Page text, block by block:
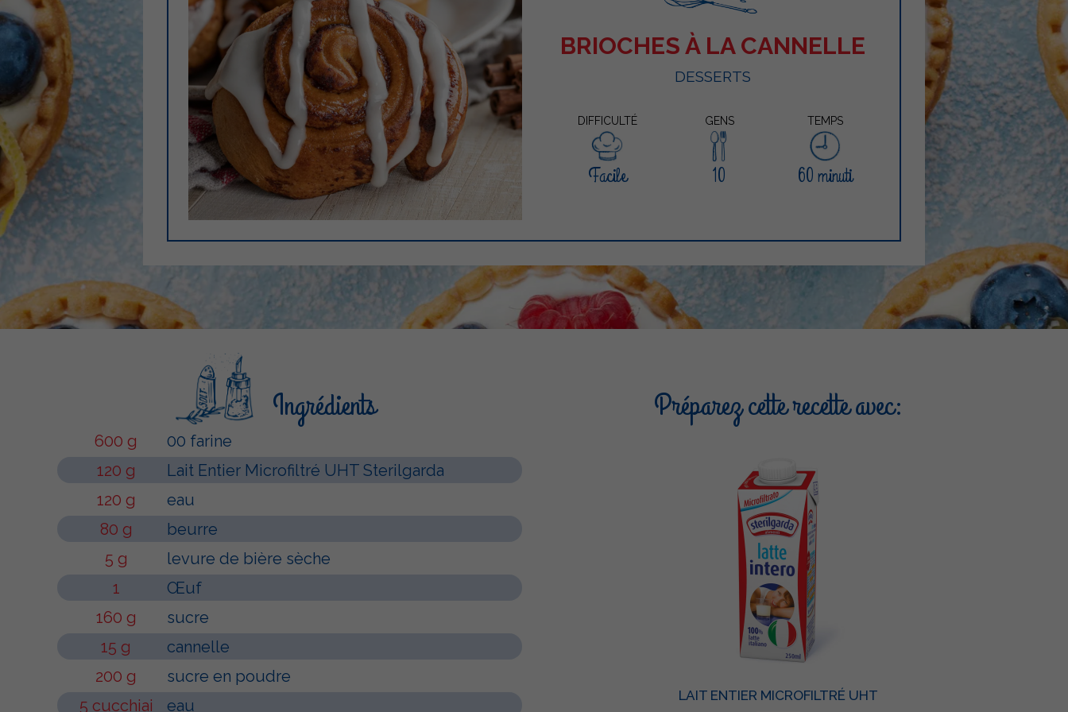
BRIOCHES À LA CANNELLE
DESSERTS
DIFFICULTÉ GENS TEMPS
Facile 10 60 minuti
Ingrédients
600 g
00 farine
120 g
Lait Entier Microfiltré UHT Sterilgarda
120 g
eau
80 g
beurre
5 g
levure de bière sèche
1
Œuf
160 g
sucre
15 g
cannelle
200 g
sucre en poudre
5 cucchiai
eau
Préparez cette recette avec:
LAIT ENTIER MICROFILTRÉ UHT